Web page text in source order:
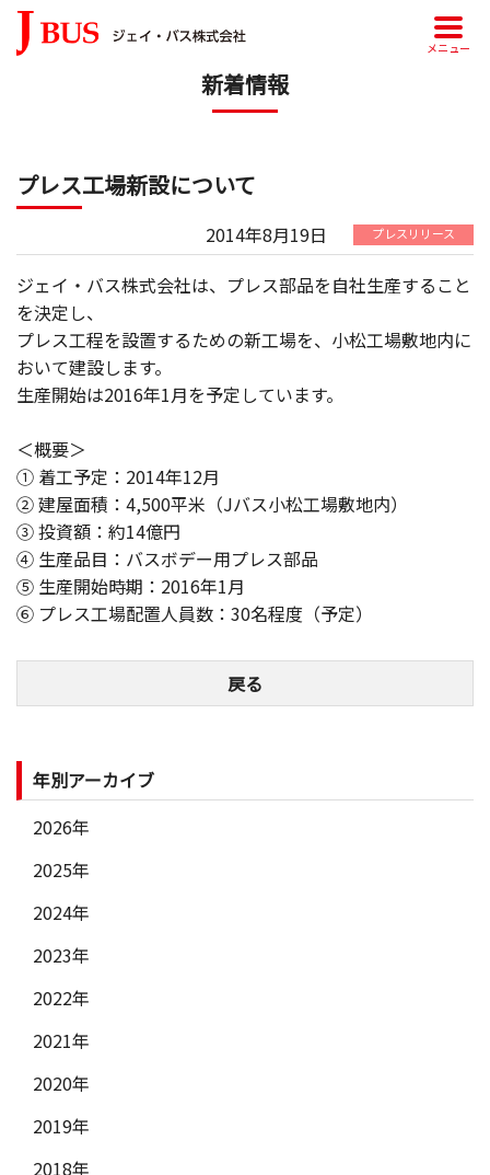
メニュー
新着情報
プレス工場新設について
2014年8月19日 プレスリリース
ジェイ・バス株式会社は、プレス部品を自社生産すること
を決定し、
プレス工程を設置するための新工場を、小松工場敷地内に
おいて建設します。
生産開始は2016年1月を予定しています。
＜概要＞
① 着工予定：2014年12月
② 建屋面積：4,500平米（Jバス小松工場敷地内）
③ 投資額：約14億円
④ 生産品目：バスボデー用プレス部品
⑤ 生産開始時期：2016年1月
⑥ プレス工場配置人員数：30名程度（予定）
戻る
年別アーカイブ
2026年
2025年
2024年
2023年
2022年
2021年
2020年
2019年
2018年